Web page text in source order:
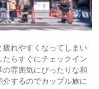
れやすくなってしまい
らすぐにチェックイン
雰囲気にぴったりな和
するのでカップル旅に